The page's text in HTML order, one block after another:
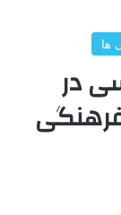
ها
در